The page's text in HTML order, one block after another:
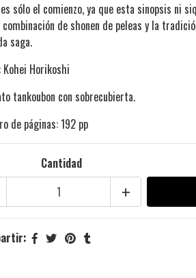
sólo el comienzo, ya que esta sinopsis ni
de shonen de peleas y la
saga.
Horikoshi
tankoubon con sobrecubierta.
de páginas: 192 pp
Cantidad
+